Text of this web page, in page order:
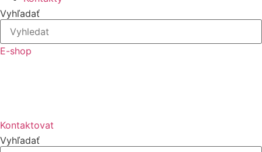
Vyhľadať
E-shop
Kontaktovat
Vyhľadať